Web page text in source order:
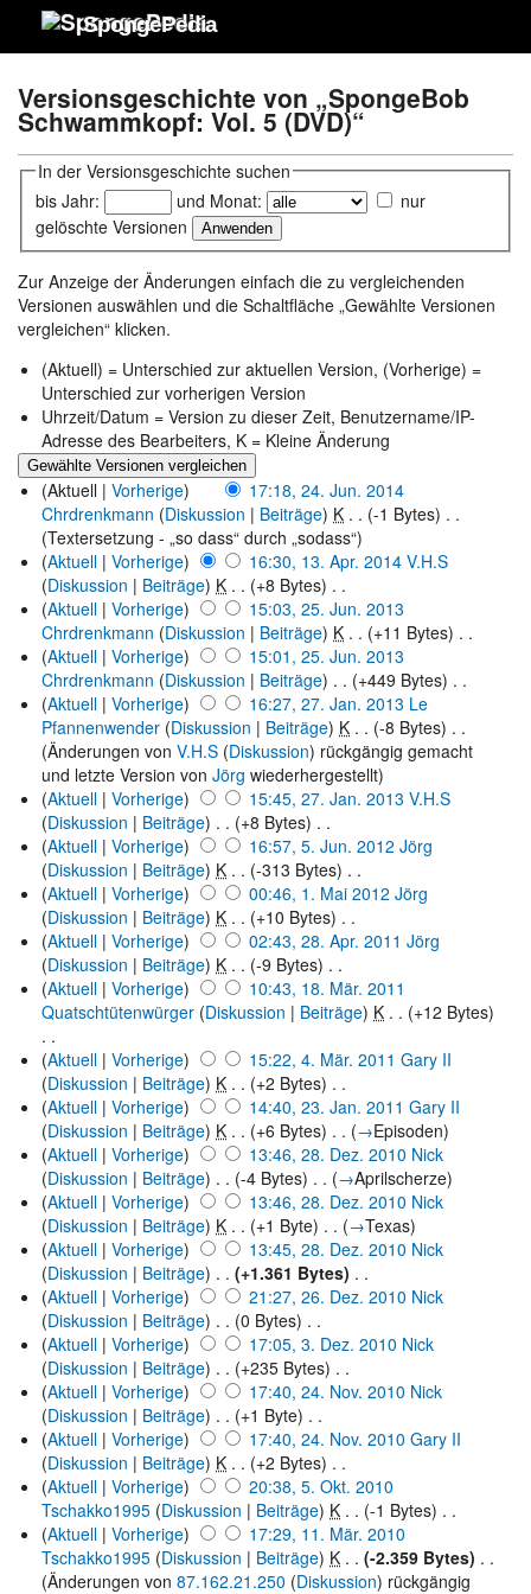
SpongePedia
Versionsgeschichte von „SpongeBob
Schwammkopf: Vol. 5 (DVD)“
In der Versionsgeschichte suchen
bis Jahr:
und Monat:
nur
gelöschte Versionen
Zur Anzeige der Änderungen einfach die zu vergleichenden
Versionen auswählen und die Schaltfläche „Gewählte Versionen
vergleichen“ klicken.
(Aktuell) = Unterschied zur aktuellen Version, (Vorherige) =
Unterschied zur vorherigen Version
Uhrzeit/Datum = Version zu dieser Zeit, Benutzername/IP-
Adresse des Bearbeiters, K = Kleine Änderung
(Aktuell | Vorherige)
17:18, 24. Jun. 2014
Chrdrenkmann (Diskussion | Beiträge) K . . (-1 Bytes) ‎ . .
(Textersetzung - „so dass“ durch „sodass“)
(Aktuell | Vorherige) 16:30, 13. Apr. 2014 V.H.S
(Diskussion | Beiträge) K . . (+8 Bytes) ‎ . .
(Aktuell | Vorherige)
15:03, 25. Jun. 2013
Chrdrenkmann (Diskussion | Beiträge) K . . (+11 Bytes) ‎ . .
(Aktuell | Vorherige)
15:01, 25. Jun. 2013
Chrdrenkmann (Diskussion | Beiträge) ‎ . . (+449 Bytes) ‎ . .
(Aktuell | Vorherige) 16:27, 27. Jan. 2013 Le
Pfannenwender (Diskussion | Beiträge) K . . (-8 Bytes) ‎ . .
(Änderungen von V.H.S (Diskussion) rückgängig gemacht
und letzte Version von Jörg wiederhergestellt)
(Aktuell | Vorherige) 15:45, 27. Jan. 2013 V.H.S
(Diskussion | Beiträge) ‎ . . (+8 Bytes) ‎ . .
(Aktuell | Vorherige) 16:57, 5. Jun. 2012 Jörg
(Diskussion | Beiträge) K . . (-313 Bytes) ‎ . .
(Aktuell | Vorherige) 00:46, 1. Mai 2012 Jörg
(Diskussion | Beiträge) K . . (+10 Bytes) ‎ . .
(Aktuell | Vorherige) 02:43, 28. Apr. 2011 Jörg
(Diskussion | Beiträge) K . . (-9 Bytes) ‎ . .
(Aktuell | Vorherige)
10:43, 18. Mär. 2011
Quatschtütenwürger (Diskussion | Beiträge) K . . (+12 Bytes)
. .
(Aktuell | Vorherige) 15:22, 4. Mär. 2011 Gary II
(Diskussion | Beiträge) K . . (+2 Bytes) ‎ . .
(Aktuell | Vorherige) 14:40, 23. Jan. 2011 Gary II
(Diskussion | Beiträge) K . . (+6 Bytes) ‎ . . (→Episoden)
(Aktuell | Vorherige) 13:46, 28. Dez. 2010 Nick
(Diskussion | Beiträge) ‎ . . (-4 Bytes) ‎ . . (→Aprilscherze)
(Aktuell | Vorherige) 13:46, 28. Dez. 2010 Nick
(Diskussion | Beiträge) K . . (+1 Byte) ‎ . . (→Texas)
(Aktuell | Vorherige) 13:45, 28. Dez. 2010 Nick
(Diskussion | Beiträge) ‎ . . (+1.361 Bytes) ‎ . .
(Aktuell | Vorherige) 21:27, 26. Dez. 2010 Nick
(Diskussion | Beiträge) ‎ . . (0 Bytes) ‎ . .
(Aktuell | Vorherige) 17:05, 3. Dez. 2010 Nick
(Diskussion | Beiträge) ‎ . . (+235 Bytes) ‎ . .
(Aktuell | Vorherige) 17:40, 24. Nov. 2010 Nick
(Diskussion | Beiträge) ‎ . . (+1 Byte) ‎ . .
(Aktuell | Vorherige) 17:40, 24. Nov. 2010 Gary II
(Diskussion | Beiträge) K . . (+2 Bytes) ‎ . .
(Aktuell | Vorherige)
20:38, 5. Okt. 2010
Tschakko1995 (Diskussion | Beiträge) K . . (-1 Bytes) ‎ . .
(Aktuell | Vorherige)
17:29, 11. Mär. 2010
Tschakko1995 (Diskussion | Beiträge) K . . (-2.359 Bytes) ‎ . .
(Änderungen von 87.162.21.250 (Diskussion) rückgängig